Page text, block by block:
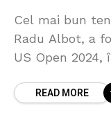
Cel mai bun
Radu Albot, a
US Open 2024,
READ MORE